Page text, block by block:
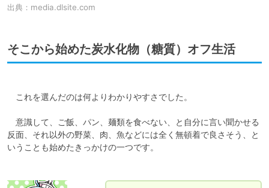
出典： media.dlsite.com
そこから始めた炭水化物（糖質）オフ生活
これを選んだのは何よりわかりやすさでした。
意識して、ご飯、パン、麺類を食べない、と自分に言い聞かせる
反面、それ以外の野菜、肉、魚などには全く無頓着で良さそう、と
いうことも始めたきっかけの一つです。